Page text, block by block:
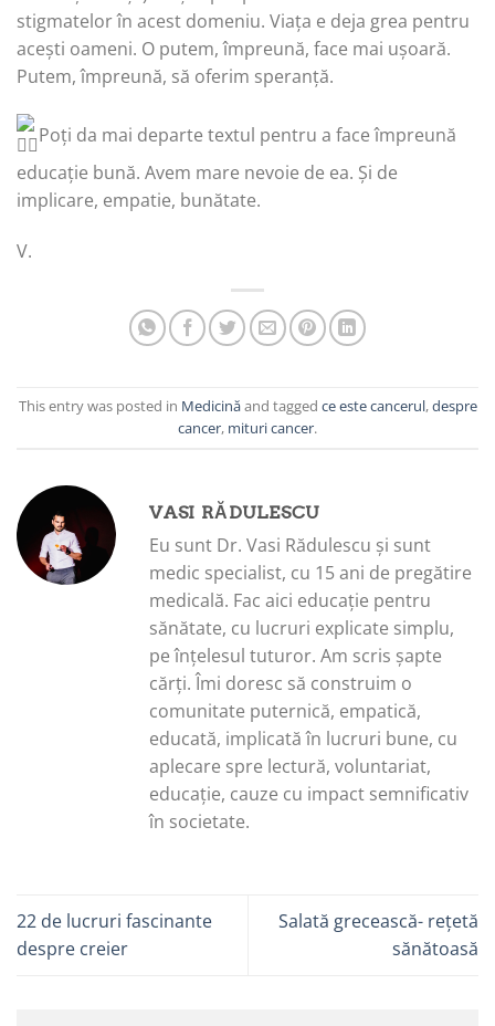
stigmatelor în acest domeniu. Viața e deja grea pentru
acești oameni. O putem, împreună, face mai ușoară.
Putem, împreună, să oferim speranță.
Poți da mai departe textul pentru a face împreună
educație bună. Avem mare nevoie de ea. Și de
implicare, empatie, bunătate.
V.
This entry was posted in Medicinăand tagged ce este cancerul,despre
cancer, mituri cancer.
VASI RĂDULESCU
Eu sunt Dr. Vasi Rădulescu și sunt
medic specialist, cu 15 ani de pregătire
medicală. Fac aici educație pentru
sănătate, cu lucruri explicate simplu,
pe înțelesul tuturor. Am scris șapte
cărți. Îmi doresc să construim o
comunitate puternică, empatică,
educată, implicată în lucruri bune, cu
aplecare spre lectură, voluntariat,
educație, cauze cu impact semnificativ
în societate.
22 de lucruri fascinante
despre creier
Salată grecească- rețetă
sănătoasă